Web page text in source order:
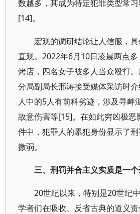
数越多，其成为特定犯罪类型常
[14]。
宏观的调研结论让人信服，
直观。2022年6月10日凌晨两点
烤店，四名女子被多人当众殴打
分局副局长邢涛接受媒体采访时
人中的5人有前科劣迹，涉及寻衅
故意伤害等[15]。在如此穷凶极恶
件中，犯罪人的累犯身份显示了
微弱。
三、刑罚并合主义实质是一
20世纪以来，特别是20世纪
学者们在吸收、反省古典的道义